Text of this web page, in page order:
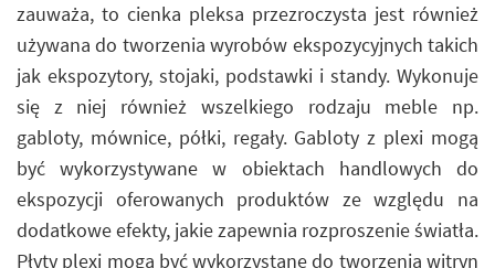
zauważa, to cienka pleksa przezroczysta jest również
używana do tworzenia wyrobów ekspozycyjnych takich
jak ekspozytory, stojaki, podstawki i standy. Wykonuje
się z niej również wszelkiego rodzaju meble np.
gabloty, mównice, półki, regały. Gabloty z plexi mogą
być wykorzystywane w obiektach handlowych do
ekspozycji oferowanych produktów ze względu na
dodatkowe efekty, jakie zapewnia rozproszenie światła.
Płyty plexi mogą być wykorzystane do tworzenia witryn